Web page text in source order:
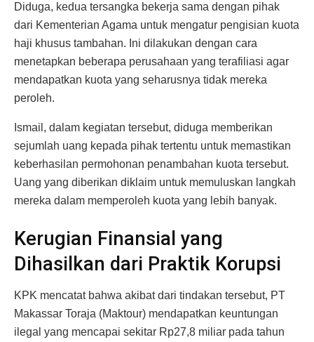
Diduga, kedua tersangka bekerja sama dengan pihak
dari Kementerian Agama untuk mengatur pengisian kuota
haji khusus tambahan. Ini dilakukan dengan cara
menetapkan beberapa perusahaan yang terafiliasi agar
mendapatkan kuota yang seharusnya tidak mereka
peroleh.
Ismail, dalam kegiatan tersebut, diduga memberikan
sejumlah uang kepada pihak tertentu untuk memastikan
keberhasilan permohonan penambahan kuota tersebut.
Uang yang diberikan diklaim untuk memuluskan langkah
mereka dalam memperoleh kuota yang lebih banyak.
Kerugian Finansial yang
Dihasilkan dari Praktik Korupsi
KPK mencatat bahwa akibat dari tindakan tersebut, PT
Makassar Toraja (Maktour) mendapatkan keuntungan
ilegal yang mencapai sekitar Rp27,8 miliar pada tahun